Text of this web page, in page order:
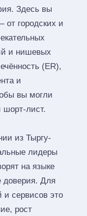
Здесь вы
от городских и
и нишевых
(ER),
и
вы могли
шорт‑лист.
из Тыргу-
лидеры
на языке
Для
и сервисов это
рост